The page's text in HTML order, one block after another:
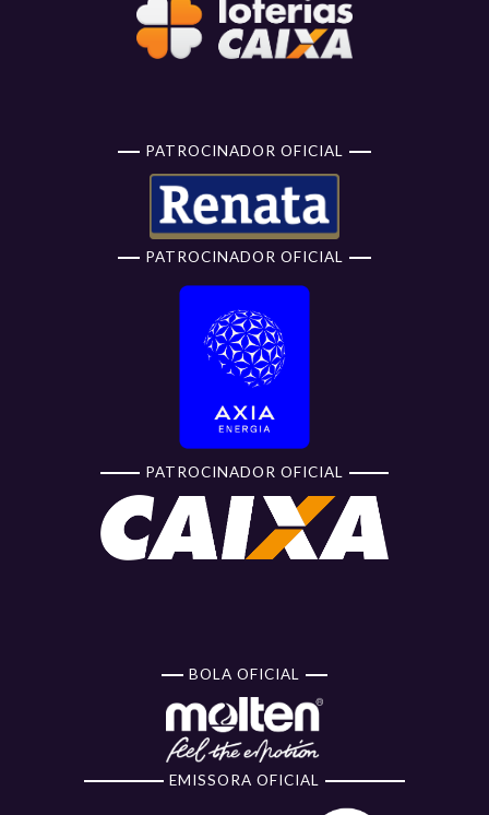
PATROCINADOR OFICIAL
PATROCINADOR OFICIAL
PATROCINADOR OFICIAL
BOLA OFICIAL
EMISSORA OFICIAL